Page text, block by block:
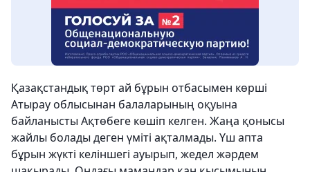
Қазақстандық төрт ай бұрын отбасымен көрші
Атырау облысынан балаларының оқуына
байланысты Ақтөбеге көшіп келген. Жаңа қонысы
жайлы болады деген үміті ақталмады. Үш апта
бұрын жүкті келіншегі ауырып, жедел жәрдем